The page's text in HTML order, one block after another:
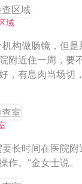
域
构做肠镜，但
附近住一周，要
，有息肉当场切
长时间在医院
作。”金女士说。